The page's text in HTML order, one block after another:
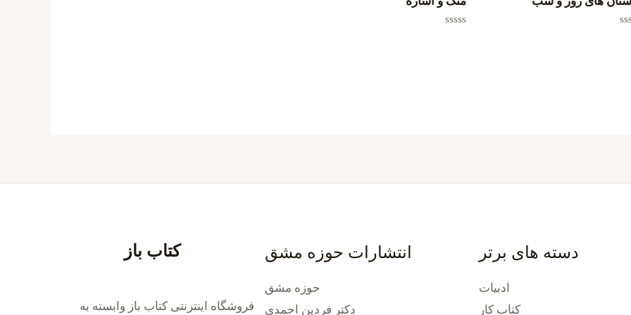
دسته های برتر
ادبیات
کتاب کار
انتشارات حوزه مشق
حوزه مشق
دکتر فردین احمدی
کتاب باز
فروشگاه اینترنتی کتاب باز وابسته به